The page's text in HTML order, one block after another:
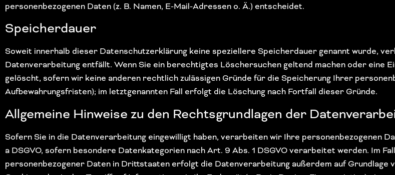
personenbezogenen Daten (z. B. Namen, E-Mail-Adressen o. Ä.) entscheidet.
Speicherdauer
Soweit innerhalb dieser Datenschutzerklärung keine speziellere Speicherdauer genannt wurde,
Datenverarbeitung entfällt. Wenn Sie ein berechtigtes Löschersuchen geltend machen oder eine
gelöscht, sofern wir keine anderen rechtlich zulässigen Gründe für die Speicherung Ihrer
Aufbewahrungsfristen); im letztgenannten Fall erfolgt die Löschung nach Fortfall dieser Gründe.
Allgemeine Hinweise zu den Rechtsgrundlagen der
Sofern Sie in die Datenverarbeitung eingewilligt haben, verarbeiten wir Ihre personenbezogenen
a DSGVO, sofern besondere Datenkategorien nach Art. 9 Abs. 1 DSGVO verarbeitet werden. Im
personenbezogener Daten in Drittstaaten erfolgt die Datenverarbeitung außerdem auf Grundlage